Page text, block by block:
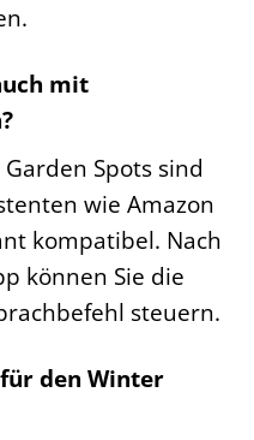
mit
Garden Spots sind
wie Amazon
kompatibel. Nach
können Sie die
steuern.
den Winter